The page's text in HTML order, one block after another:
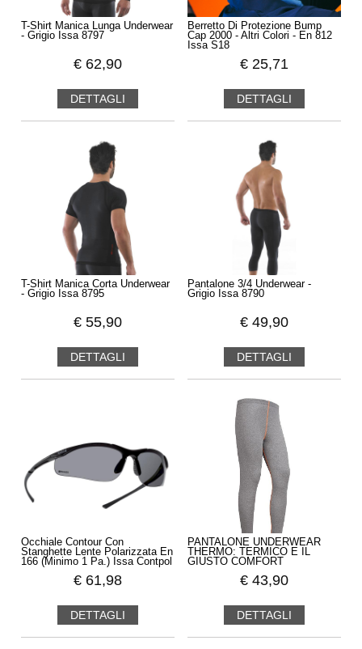
T-Shirt Manica Lunga Underwear
- Grigio Issa 8797
€ 62,90
DETTAGLI
Berretto Di Protezione Bump
Cap 2000 - Altri Colori - En 812
Issa S18
€ 25,71
DETTAGLI
T-Shirt Manica Corta Underwear
- Grigio Issa 8795
€ 55,90
DETTAGLI
Pantalone 3/4 Underwear -
Grigio Issa 8790
€ 49,90
DETTAGLI
Occhiale Contour Con
Stanghette Lente Polarizzata En
166 (Minimo 1 Pa.) Issa Contpol
€ 61,98
DETTAGLI
PANTALONE UNDERWEAR
THERMO: TERMICO E IL
GIUSTO COMFORT
€ 43,90
DETTAGLI